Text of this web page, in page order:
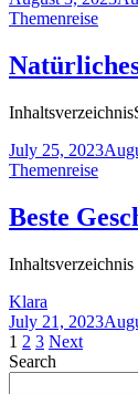
Themenreise
July 25, 2023
Themenreise
Beste
Klara
July 21, 2023
Posts
pagination
1 2 3 Next
Search